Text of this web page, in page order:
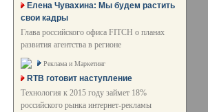
Елена Чувахина: Мы будем растить
свои кадры
Глава российского офиса FITCH о планах
развития агентства в регионе
Реклама и Маркетинг
RTB готовит наступление
Технология к 2015 году займет 18%
российского рынка интернет-рекламы